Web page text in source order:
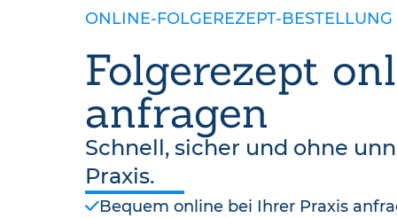
ONLINE-FOLGEREZEPT-BESTELLUNG
Folgerezept
anfragen
Schnell, sicher und ohne
Praxis.
Bequem online bei Ihrer Praxis